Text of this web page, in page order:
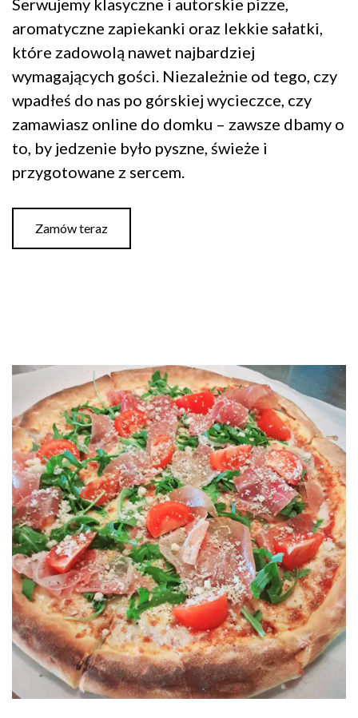
Serwujemy klasyczne i autorskie pizze,
aromatyczne zapiekanki oraz lekkie sałatki,
które zadowolą nawet najbardziej
wymagających gości. Niezależnie od tego, czy
wpadłeś do nas po górskiej wycieczce, czy
zamawiasz online do domku – zawsze dbamy o
to, by jedzenie było pyszne, świeże i
przygotowane z sercem.
Zamów teraz